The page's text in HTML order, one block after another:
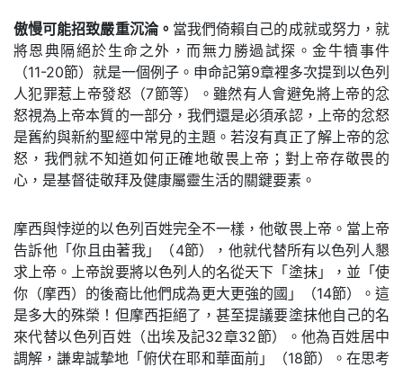
傲慢可能招致嚴重沉淪。 當我們倚賴自己的成就或努力，就
將恩典隔絕於生命之外，而無力勝過試探。金牛犢事件
（11-20節）就是一個例子。申命記第9章裡多次提到以色列
人犯罪惹上帝發怒（7節等）。雖然有人會避免將上帝的忿
怒視為上帝本質的一部分，我們還是必須承認，上帝的忿怒
是舊約與新約聖經中常見的主題。若沒有真正了解上帝的忿
怒，我們就不知道如何正確地敬畏上帝；對上帝存敬畏的
心，是基督徒敬拜及健康屬靈生活的關鍵要素。
摩西與悖逆的以色列百姓完全不一樣，他敬畏上帝。當上帝
告訴他「你且由著我」（4節），他就代替所有以色列人懇
求上帝。上帝說要將以色列人的名從天下「塗抹」，並「使
你（摩西）的後裔比他們成為更大更強的國」（14節）。這
是多大的殊榮！但摩西拒絕了，甚至提議要塗抹他自己的名
來代替以色列百姓（出埃及記32章32節）。他為百姓居中
調解，謙卑誠摯地「俯伏在耶和華面前」（18節）。在思考